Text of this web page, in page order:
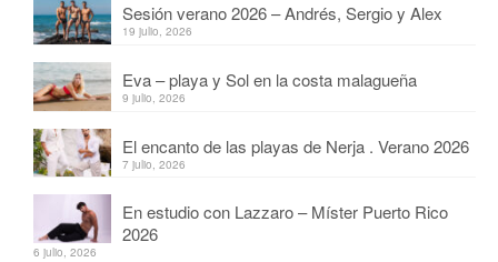
Sesión verano 2026 – Andrés, Sergio y Alex
19 julio, 2026
Eva – playa y Sol en la costa malagueña
9 julio, 2026
El encanto de las playas de Nerja . Verano 2026
7 julio, 2026
En estudio con Lazzaro – Míster Puerto Rico
2026
6 julio, 2026